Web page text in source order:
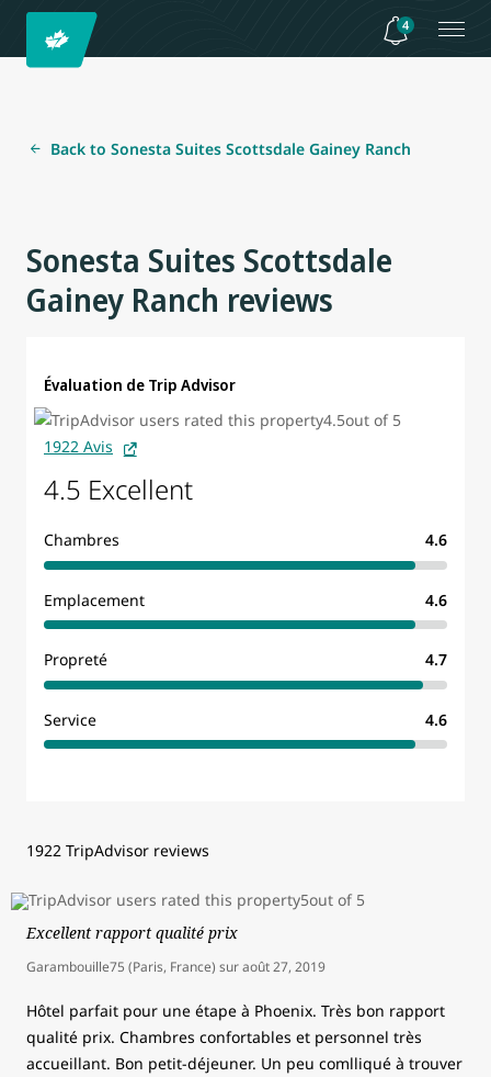
4
Back to Sonesta Suites Scottsdale Gainey Ranch
Sonesta Suites Scottsdale
Gainey Ranch reviews
Évaluation de Trip Advisor
1922 Avis
4.5 Excellent
Chambres 4.6
Emplacement 4.6
Propreté 4.7
Service 4.6
1922 TripAdvisor reviews
Excellent rapport qualité prix
Garambouille75 (Paris, France) suraoût 27, 2019
Hôtel parfait pour une étape à Phoenix. Très bon rapport
qualité prix. Chambres confortables et personnel très
accueillant. Bon petit-déjeuner. Un peu comlliqué à trouver